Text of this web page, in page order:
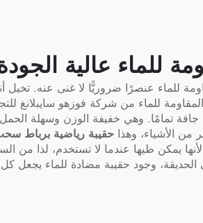
عالية
للماء عنصرًا ضروريًّا لا غنى عنه.
للماء من شركة فوزهو سايبلانغ
جافة تمامًا. وهي خفيفة الوزن وسهلة
من الأشياء، وهذا حقيبة رياضية برباط
يمكن طيها عندما لا تستخدم، لذا من
وجود حقيبة مضادة للماء يجعل